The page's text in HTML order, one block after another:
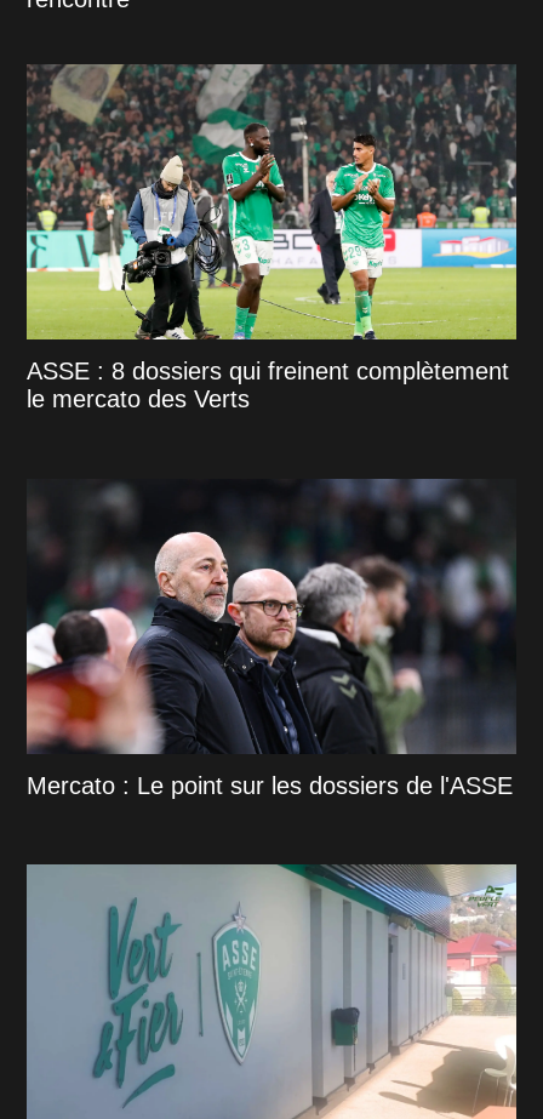
ASSE : 8 dossiers qui freinent complètement
le mercato des Verts
Mercato : Le point sur les dossiers de l'ASSE